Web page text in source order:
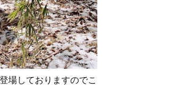
場しておりますのでこ